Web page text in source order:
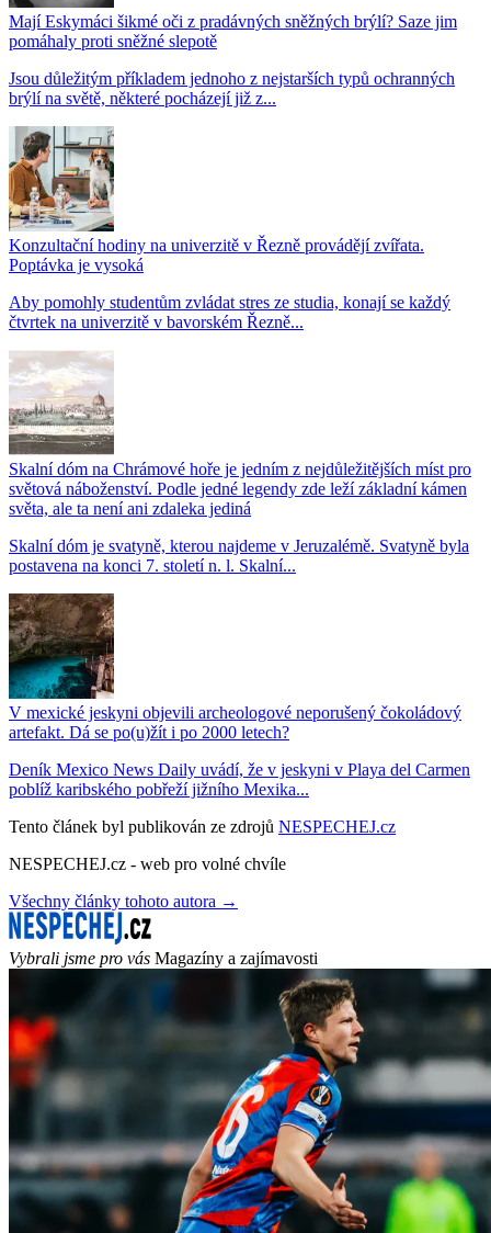
Mají Eskymáci šikmé oči z pradávných sněžných brýlí? Saze jim
pomáhaly proti sněžné slepotě
Jsou důležitým příkladem jednoho z nejstarších typů ochranných
brýlí na světě, některé pocházejí již z...
Konzultační hodiny na univerzitě v Řezně provádějí zvířata.
Poptávka je vysoká
Aby pomohly studentům zvládat stres ze studia, konají se každý
čtvrtek na univerzitě v bavorském Řezně...
Skalní dóm na Chrámové hoře je jedním z nejdůležitějších míst pro
světová náboženství. Podle jedné legendy zde leží základní kámen
světa, ale ta není ani zdaleka jediná
Skalní dóm je svatyně, kterou najdeme v Jeruzalémě. Svatyně byla
postavena na konci 7. století n. l. Skalní...
V mexické jeskyni objevili archeologové neporušený čokoládový
artefakt. Dá se po(u)žít i po 2000 letech?
Deník Mexico News Daily uvádí, že v jeskyni v Playa del Carmen
poblíž karibského pobřeží jižního Mexika...
Tento článek byl publikován ze zdrojů NESPECHEJ.cz
NESPECHEJ.cz - web pro volné chvíle
Všechny články tohoto autora →
Vybrali jsme pro vás Magazíny a zajímavosti